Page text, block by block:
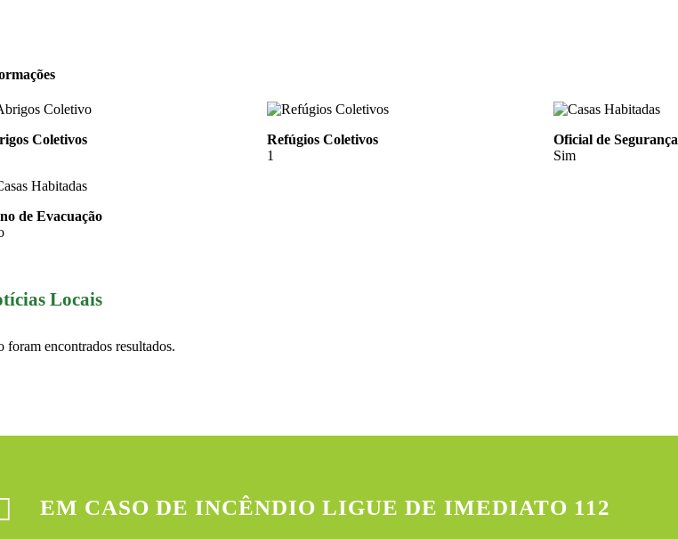
Coletivos
Refúgios Coletivos
1
Oficial de Segurança
Sim
de Evacuação
Locais
foram encontrados resultados.
EM CASO DE INCÊNDIO LIGUE DE IMEDIATO 112